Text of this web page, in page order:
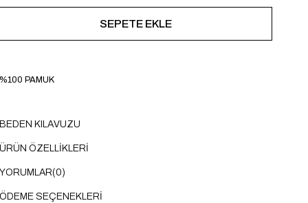
%100 PAMUK
BEDEN KILAVUZU
ÜRÜN ÖZELLIKLERI
YORUMLAR(0)
ÖDEME SEÇENEKLERI